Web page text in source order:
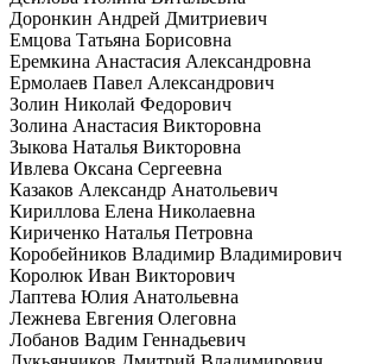
Доронкин Андрей Дмитриевич
Емцова Татьяна Борисовна
Еремкина Анастасия Александровна
Ермолаев Павел Александрович
Золин Николай Федорович
Золина Анастасия Викторовна
Зыкова Наталья Викторовна
Ивлева Оксана Сергеевна
Казаков Александр Анатольевич
Кириллова Елена Николаевна
Кириченко Наталья Петровна
Коробейников Владимир Владимирович
Королюк Иван Викторович
Лаптева Юлия Анатольевна
Лежнева Евгения Олеговна
Лобанов Вадим Геннадьевич